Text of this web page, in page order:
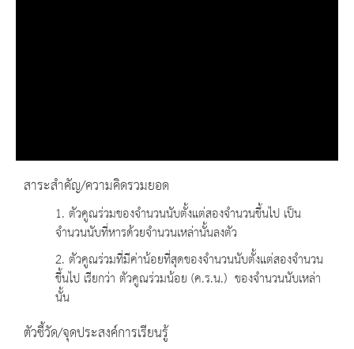
สาระสำคัญ/ความคิดรวมยอด
1. ตัวคูณร่วมของจำนวนนับตั้งแต่สองจำนวนขึ้นไป เป็น
จำนวนนับที่หารด้วยจำนวนเหล่านั้นลงตัว
2. ตัวคูณร่วมที่มีค่าน้อยที่สุดของจำนวนนับตั้งแต่สองจำนวน
ขึ้นไป เรียกว่า ตัวคูณร่วมน้อย (ค.ร.น.) ของจำนวนนับเหล่า
นั้น
ตัวชี้วัด/จุดประสงค์การเรียนรู้